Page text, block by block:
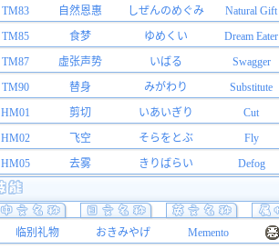
TM83
自然恩惠 しぜんのめぐみ
Natural Gift
TM85
食梦 ゆめくい
Dream Eater
TM87
虚张声势 いばる
Swagger
TM90
替身 みがわり
Substitute
HM01
剪切 いあいぎり
Cut
HM02
飞空 そらをとぶ
Fly
HM05
去雾 きりばらい Defog
临别礼物 おきみやげ
Memento